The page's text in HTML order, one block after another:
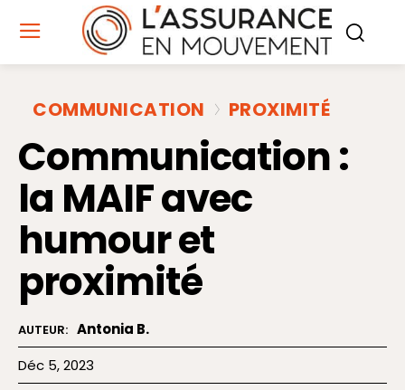
COMMUNICATION PROXIMITÉ
Communication :
la MAIF avec
humour et
proximité
AUTEUR: Antonia B.
Déc 5, 2023